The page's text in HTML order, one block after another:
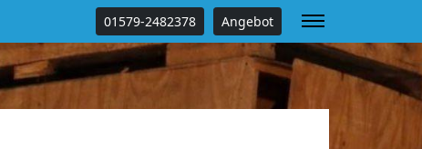
01579-2482378 Angebot